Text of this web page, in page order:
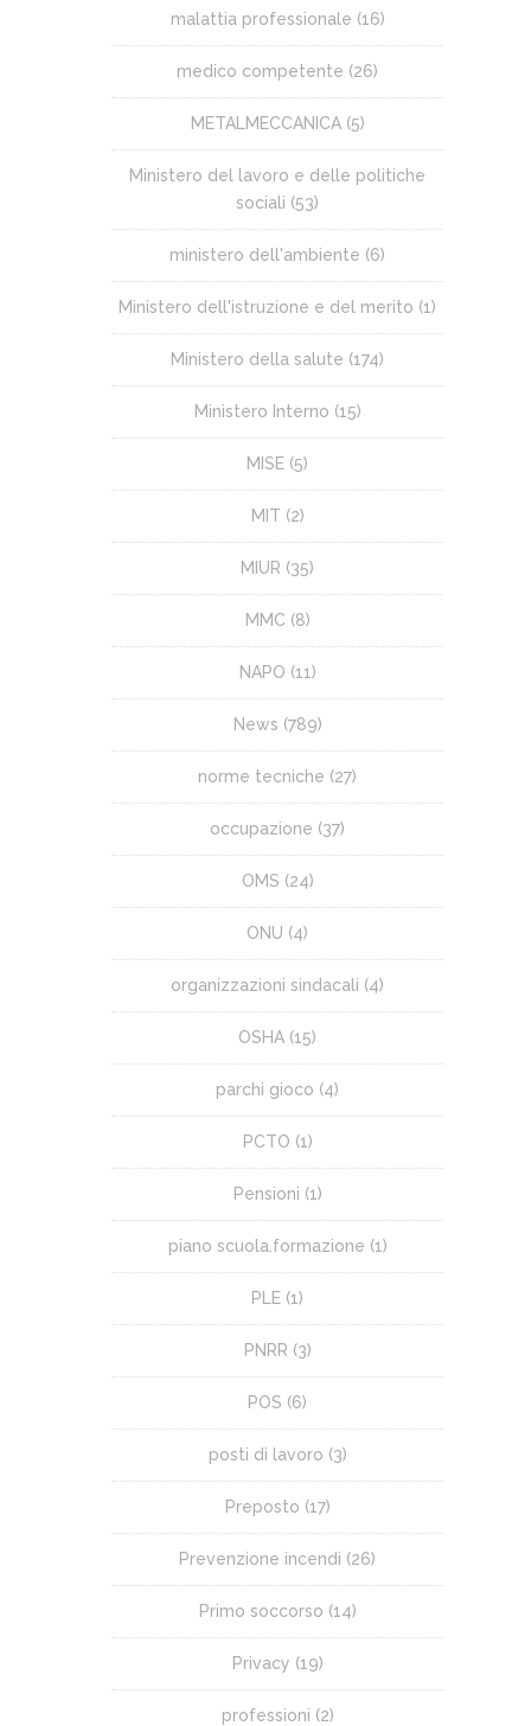
malattia professionale (16)
medico competente (26)
METALMECCANICA(5)
Ministero del lavoro e delle politiche
sociali (53)
ministero dell'ambiente (6)
Ministero dell'istruzione e del merito (1)
Ministero della salute (174)
Ministero Interno (15)
MISE (5)
MIT (2)
MIUR (35)
MMC (8)
NAPO (11)
News (789)
norme tecniche (27)
occupazione (37)
OMS (24)
ONU (4)
organizzazioni sindacali (4)
OSHA (15)
parchi gioco (4)
PCTO (1)
Pensioni (1)
piano scuola.formazione (1)
PLE (1)
PNRR (3)
POS (6)
posti di lavoro (3)
Preposto (17)
Prevenzione incendi (26)
Primo soccorso (14)
Privacy (19)
professioni (2)